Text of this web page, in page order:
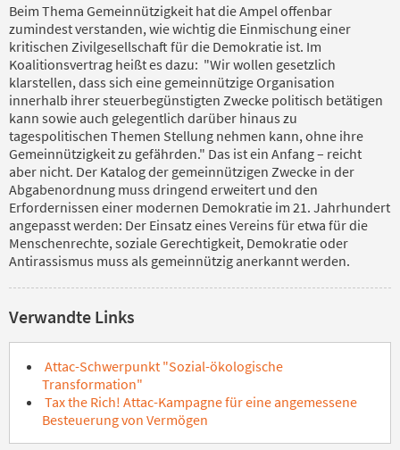
Beim Thema Gemeinnützigkeit hat die Ampel offenbar
zumindest verstanden, wie wichtig die Einmischung einer
kritischen Zivilgesellschaft für die Demokratie ist. Im
Koalitionsvertrag heißt es dazu: "Wir wollen gesetzlich
klarstellen, dass sich eine gemeinnützige Organisation
innerhalb ihrer steuerbegünstigten Zwecke politisch betätigen
kann sowie auch gelegentlich darüber hinaus zu
tagespolitischen Themen Stellung nehmen kann, ohne ihre
Gemeinnützigkeit zu gefährden." Das ist ein Anfang – reicht
aber nicht. Der Katalog der gemeinnützigen Zwecke in der
Abgabenordnung muss dringend erweitert und den
Erfordernissen einer modernen Demokratie im 21. Jahrhundert
angepasst werden: Der Einsatz eines Vereins für etwa für die
Menschenrechte, soziale Gerechtigkeit, Demokratie oder
Antirassismus muss als gemeinnützig anerkannt werden.
Verwandte Links
Attac-Schwerpunkt "Sozial-ökologische
Transformation"
Tax the Rich! Attac-Kampagne für eine angemessene
Besteuerung von Vermögen